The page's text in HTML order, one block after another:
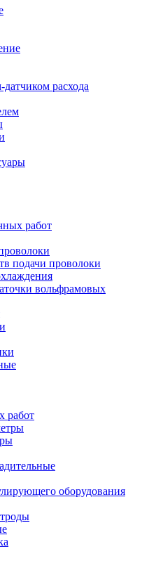
расхода
работ
подачи проволоки
вольфрамовых
работ
оборудования